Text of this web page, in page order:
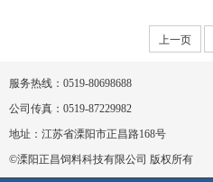
上一页
服务热线：0519-80698688
公司传真：0519-87229982
地址：江苏省溧阳市正昌路168号
©溧阳正昌饲料科技有限公司 版权所有